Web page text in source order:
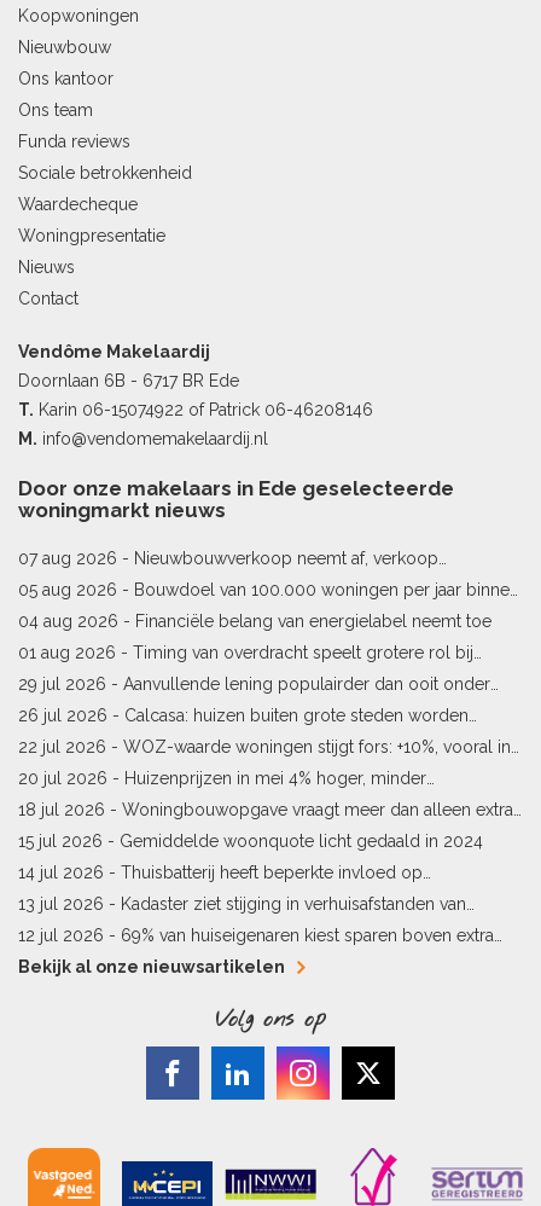
Koopwoningen
Nieuwbouw
Ons kantoor
Ons team
Funda reviews
Sociale betrokkenheid
Waardecheque
Woningpresentatie
Nieuws
Contact
Vendôme Makelaardij
Doornlaan 6B - 6717 BR Ede
T. Karin 06-15074922 of Patrick 06-46208146
M. info@vendomemakelaardij.nl
Door onze makelaars in Ede geselecteerde
woningmarkt nieuws
07 aug 2026 - Nieuwbouwverkoop neemt af, verkoop
bestaande woningen stijgt
05 aug 2026 - Bouwdoel van 100.000 woningen per jaar binnen
bereik
04 aug 2026 - Financiële belang van energielabel neemt toe
01 aug 2026 - Timing van overdracht speelt grotere rol bij
woningprijs
29 jul 2026 - Aanvullende lening populairder dan ooit onder
starters
26 jul 2026 - Calcasa: huizen buiten grote steden worden
sneller meer waard
22 jul 2026 - WOZ-waarde woningen stijgt fors: +10%, vooral in
Limburg en Pekela
20 jul 2026 - Huizenprijzen in mei 4% hoger, minder
woningverkopen
18 jul 2026 - Woningbouwopgave vraagt meer dan alleen extra
vergunningen
15 jul 2026 - Gemiddelde woonquote licht gedaald in 2024
14 jul 2026 - Thuisbatterij heeft beperkte invloed op
energielabel
13 jul 2026 - Kadaster ziet stijging in verhuisafstanden van
kopers
12 jul 2026 - 69% van huiseigenaren kiest sparen boven extra
hypotheekaflossing
Bekijk al onze nieuwsartikelen
Volg ons op